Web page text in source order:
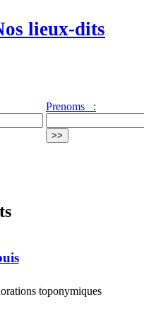
lieux-dits
Prenoms :
toponymiques